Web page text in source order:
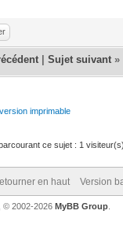
|Sujet suivant »
imprimable
ce sujet : 1 visiteur(s)
en haut Version
© 2002-2026 MyBB Group.